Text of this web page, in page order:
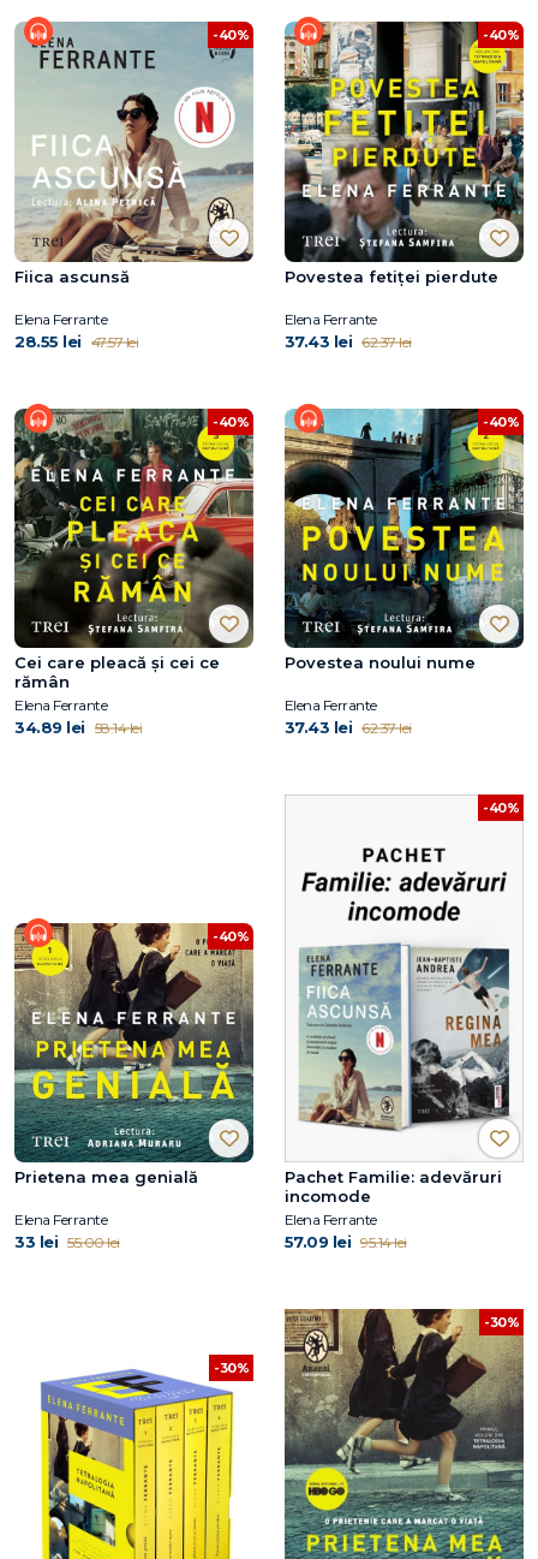
-40%
Fiica ascunsă
Elena Ferrante
28.55 lei 47.57 lei
-40%
Povestea fetiței pierdute
Elena Ferrante
37.43 lei 62.37 lei
-40%
Cei care pleacă şi cei ce
rămân
Elena Ferrante
34.89 lei 58.14 lei
-40%
Povestea noului nume
Elena Ferrante
37.43 lei 62.37 lei
-40%
Prietena mea genială
Elena Ferrante
33 lei 55.00 lei
-40%
Pachet Familie: adevăruri
incomode
Elena Ferrante
57.09 lei 95.14 lei
-30%
-30%